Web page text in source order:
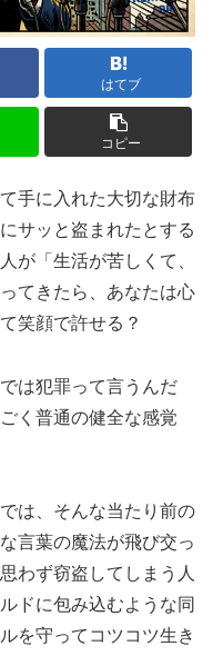
はてブ
コピー
手に入れた大切な財布
サッと盗まれたとする
が「生活が苦しくて、
てきたら、あなたは心
笑顔で許せる？
は犯罪って言うんだ
く普通の健全な感覚
は、そんな当たり前の
言葉の魔法が飛び交っ
わず窃盗してしまう人
ドに包み込むような同
を守ってコツコツ生き